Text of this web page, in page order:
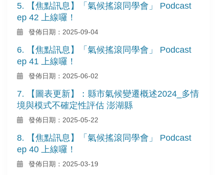
5. 【焦點訊息】「氣候搖滾同學會」 Podcast
ep 42 上線囉！
發佈日期：2025-09-04
6. 【焦點訊息】「氣候搖滾同學會」 Podcast
ep 41 上線囉！
發佈日期：2025-06-02
7. 【圖表更新】：縣市氣候變遷概述2024_多情
境與模式不確定性評估 澎湖縣
發佈日期：2025-05-22
8. 【焦點訊息】「氣候搖滾同學會」 Podcast
ep 40 上線囉！
發佈日期：2025-03-19